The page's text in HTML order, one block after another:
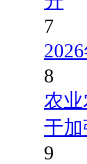
7
8
农
于
9